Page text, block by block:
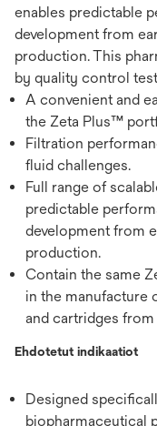
enables predictable
development from
production. This
by quality control
A convenient and
the Zeta Plus™
Filtration
fluid challenges.
Full range of
predictable
development from
production.
Contain the same
in the manufacture
and cartridges from
Ehdotetut indikaatiot
Designed
biopharmaceutical